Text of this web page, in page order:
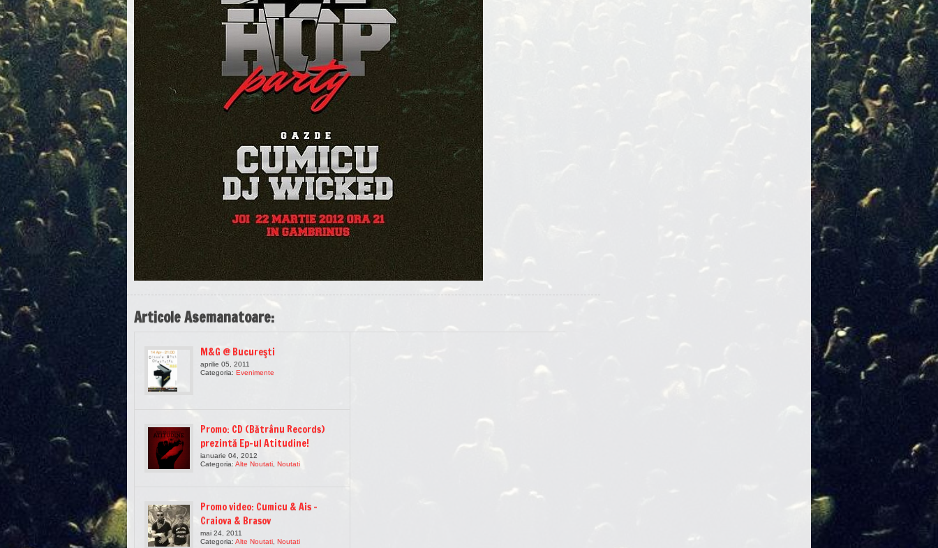
Articole Asemanatoare:
M&G @ Bucureşti
aprilie 05, 2011
Categoria: Evenimente
Promo: CD (Bătrânu Records)
prezintă Ep-ul Atitudine!
ianuarie 04, 2012
Categoria: Alte Noutati Noutati
Promo video: Cumicu & Ais –
Craiova & Brasov
mai 24, 2011
Categoria: Alte Noutati Noutati